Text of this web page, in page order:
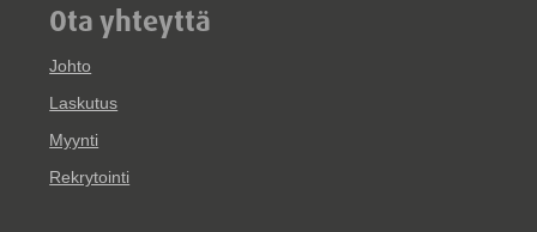
Ota yhteyttä
Johto
Laskutus
Myynti
Rekrytointi